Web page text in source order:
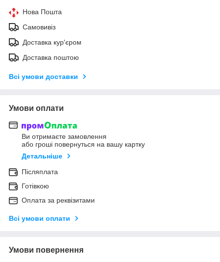
Нова Пошта
Самовивіз
Доставка кур'єром
Доставка поштою
Всі умови доставки
Умови оплати
Ви отримаєте замовлення
або гроші повернуться на вашу картку
Детальніше
Післяплата
Готівкою
Оплата за реквізитами
Всі умови оплати
Умови повернення